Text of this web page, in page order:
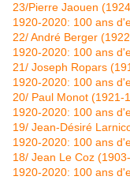
23/Pierre Jaouen
1920-2020: 100 ans
22/ André Berger
1920-2020: 100 ans
21/ Joseph Ropars
1920-2020: 100 ans
20/ Paul Monot (1921-
1920-2020: 100 ans
19/ Jean-Désiré
1920-2020: 100 ans
18/ Jean Le Coz
1920-2020: 100 ans